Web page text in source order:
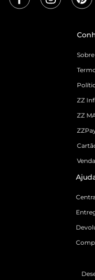
Sobre
ZZ
ZZ